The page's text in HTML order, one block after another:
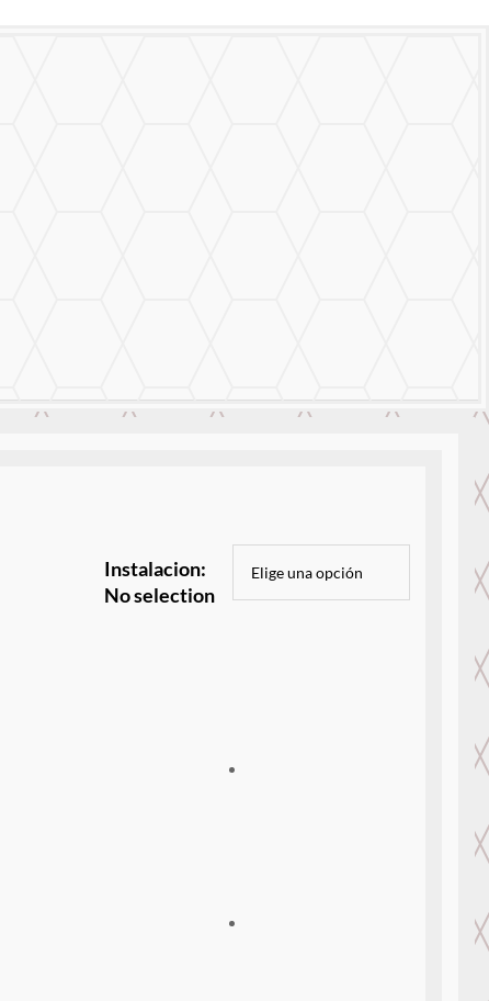
Instalacion:
No selection